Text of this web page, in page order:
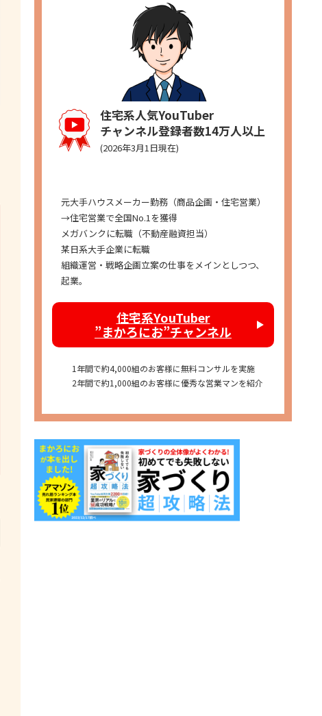
住宅系人気YouTuber
チャンネル登録者数14万人以上
(2026年3月1日現在)
元大手ハウスメーカー勤務（商品企画・住宅営業）
→住宅営業で全国No.1を獲得
メガバンクに転職（不動産融資担当）
某日系大手企業に転職
組織運営・戦略企画立案の仕事をメインとしつつ、
起業。
住宅系YouTuber
”まかろにお”チャンネル
1年間で約4,000組のお客様に無料コンサルを実施
2年間で約1,000組のお客様に優秀な営業マンを紹介